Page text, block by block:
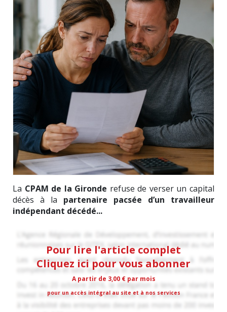
La CPAM de la Gironde refuse de verser un capital
décès à la partenaire pacsée d’un travailleur
indépendant décédé...
Pour lire l'article complet
Cliquez ici pour vous abonner
A partir de 3,00 € par mois
pour un accès intégral au site et à nos services